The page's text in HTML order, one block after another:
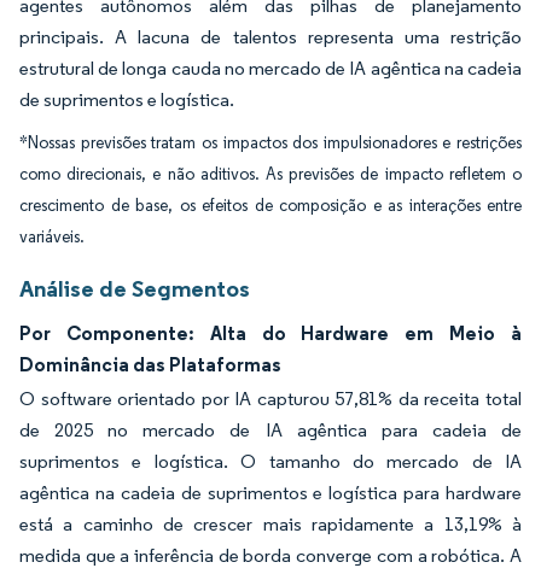
agentes autônomos além das pilhas de planejamento
principais. A lacuna de talentos representa uma restrição
estrutural de longa cauda no mercado de IA agêntica na cadeia
de suprimentos e logística.
*Nossas previsões tratam os impactos dos impulsionadores e restrições
como direcionais, e não aditivos. As previsões de impacto refletem o
crescimento de base, os efeitos de composição e as interações entre
variáveis.
Análise de Segmentos
Por Componente: Alta do Hardware em Meio à
Dominância das Plataformas
O software orientado por IA capturou 57,81% da receita total
de 2025 no mercado de IA agêntica para cadeia de
suprimentos e logística. O tamanho do mercado de IA
agêntica na cadeia de suprimentos e logística para hardware
está a caminho de crescer mais rapidamente a 13,19% à
medida que a inferência de borda converge com a robótica. A